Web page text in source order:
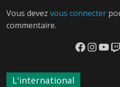
Vous devezvous connecter
commentaire.
L'international